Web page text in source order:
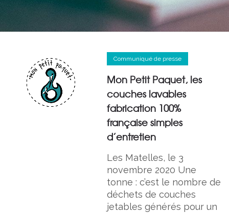
Communiqué de presse
Mon Petit Paquet, les
couches lavables
fabrication 100%
française simples
d’entretien
Les Matelles, le 3
novembre 2020 Une
tonne : c’est le nombre de
déchets de couches
jetables générés pour un